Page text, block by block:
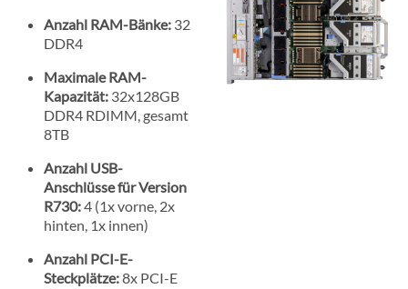
Anzahl RAM-Bänke: 32
DDR4
Maximale RAM-
Kapazität: 32x128GB
DDR4 RDIMM, gesamt
8TB
Anzahl USB-
Anschlüsse für Version
R730:4 (1x vorne, 2x
hinten, 1x innen)
Anzahl PCI-E-
Steckplätze:8x PCI-E